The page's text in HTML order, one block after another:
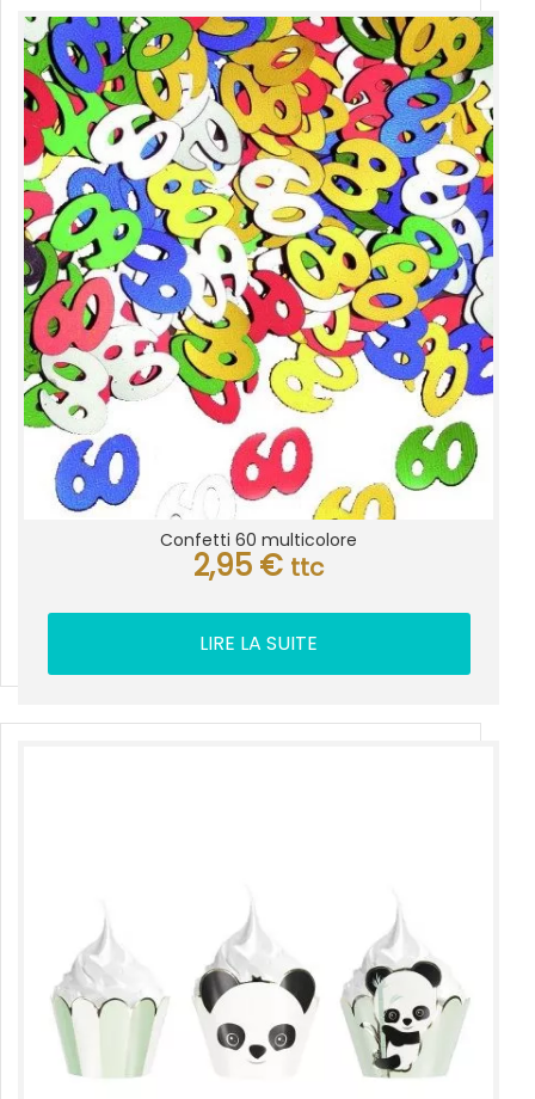
Confetti 60 multicolore
2,95 € ttc
LIRE LA SUITE